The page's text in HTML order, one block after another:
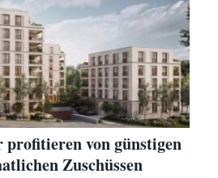
profitieren von günstigen
Zuschüssen